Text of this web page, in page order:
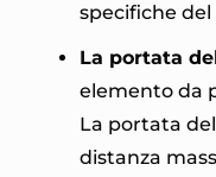
specifiche
La portata
elemento da
La portata
distanza